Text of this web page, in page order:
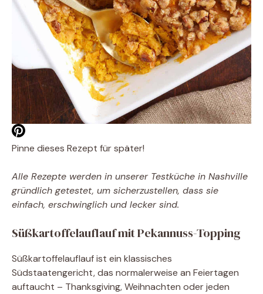
Pinne dieses Rezept für später!
Alle Rezepte werden in unserer Testküche in Nashville
gründlich getestet, um sicherzustellen, dass sie
einfach, erschwinglich und lecker sind.
Süßkartoffelauflauf mit Pekannuss-Topping
Süßkartoffelauflauf ist ein klassisches
Südstaatengericht, das normalerweise an Feiertagen
auftaucht – Thanksgiving, Weihnachten oder jeden